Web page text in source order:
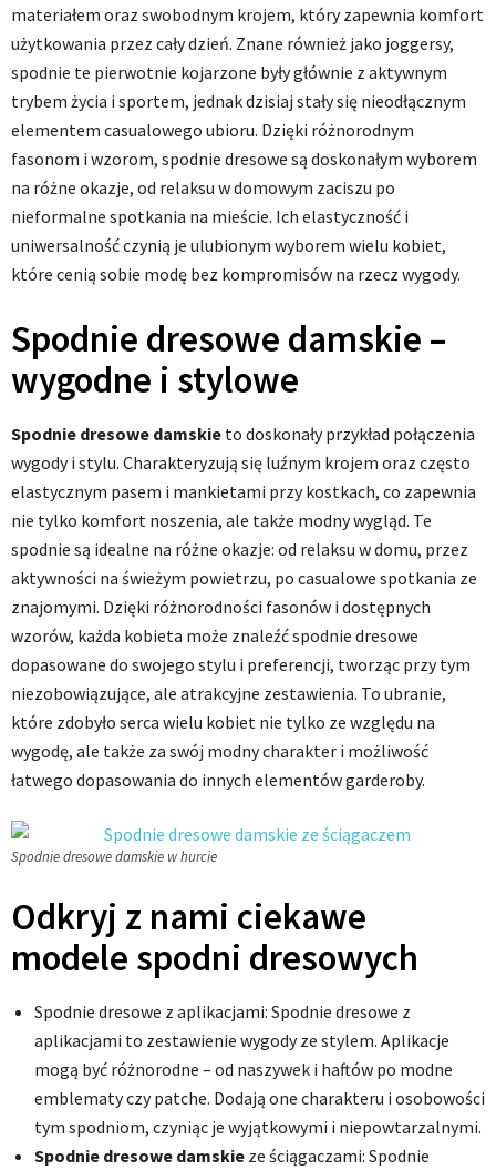
materiałem oraz swobodnym krojem, który zapewnia komfort
użytkowania przez cały dzień. Znane również jako joggersy,
spodnie te pierwotnie kojarzone były głównie z aktywnym
trybem życia i sportem, jednak dzisiaj stały się nieodłącznym
elementem casualowego ubioru. Dzięki różnorodnym
fasonom i wzorom, spodnie dresowe są doskonałym wyborem
na różne okazje, od relaksu w domowym zaciszu po
nieformalne spotkania na mieście. Ich elastyczność i
uniwersalność czynią je ulubionym wyborem wielu kobiet,
które cenią sobie modę bez kompromisów na rzecz wygody.
Spodnie dresowe damskie –
wygodne i stylowe
Spodnie dresowe damskie to doskonały przykład połączenia
wygody i stylu. Charakteryzują się luźnym krojem oraz często
elastycznym pasem i mankietami przy kostkach, co zapewnia
nie tylko komfort noszenia, ale także modny wygląd. Te
spodnie są idealne na różne okazje: od relaksu w domu, przez
aktywności na świeżym powietrzu, po casualowe spotkania ze
znajomymi. Dzięki różnorodności fasonów i dostępnych
wzorów, każda kobieta może znaleźć spodnie dresowe
dopasowane do swojego stylu i preferencji, tworząc przy tym
niezobowiązujące, ale atrakcyjne zestawienia. To ubranie,
które zdobyło serca wielu kobiet nie tylko ze względu na
wygodę, ale także za swój modny charakter i możliwość
łatwego dopasowania do innych elementów garderoby.
Spodnie dresowe damskie w hurcie
Odkryj z nami ciekawe
modele spodni dresowych
Spodnie dresowe z aplikacjami: Spodnie dresowe z
aplikacjami to zestawienie wygody ze stylem. Aplikacje
mogą być różnorodne – od naszywek i haftów po modne
emblematy czy patche. Dodają one charakteru i osobowości
tym spodniom, czyniąc je wyjątkowymi i niepowtarzalnymi.
Spodnie dresowe damskie ze ściągaczami: Spodnie